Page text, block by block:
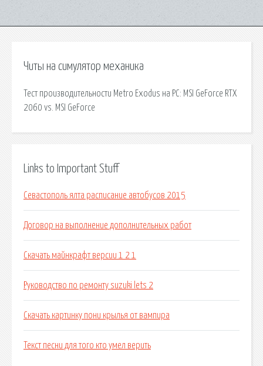
Читы на симулятор механика
Тест производительности Metro Exodus на PC: MSI GeForce RTX
2060 vs. MSI GeForce
Links to Important Stuff
Севастополь ялта расписание автобусов 2015
Договор на выполнение дополнительных работ
Скачать майнкрафт версии 1 2 1
Руководство по ремонту suzuki lets 2
Скачать картинку пони крылья от вампира
Текст песни для того кто умел верить